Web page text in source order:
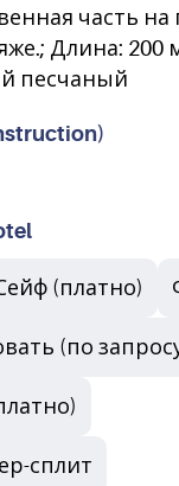
часть на
Длина: 200
песчаный
(платно)
(по
сплит